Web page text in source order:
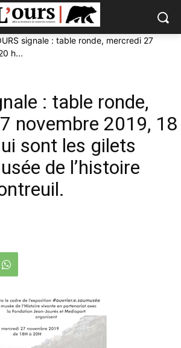
signale : table ronde, mercredi 27
h...
: table ronde,
novembre 2019, 18
sont les gilets
de l’histoire